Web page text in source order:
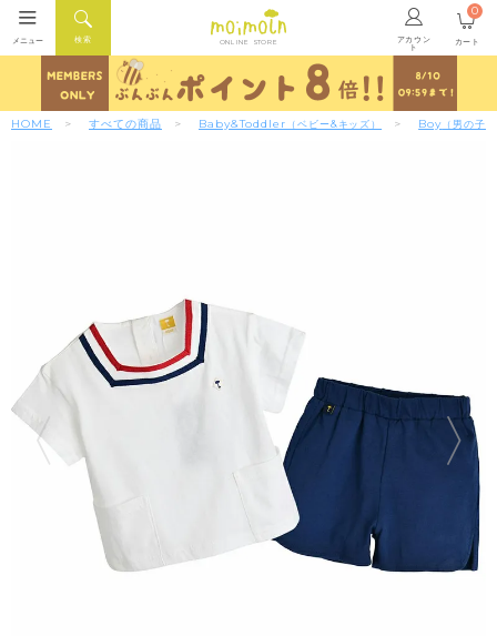
ONLINE STORE アカウン
ト
検索
メニュー カート
0
HOME すべての商品 Baby&Toddler （ベビー&キッズ） Boy （男の子）